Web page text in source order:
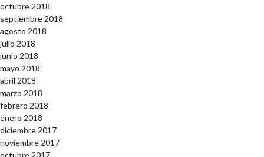
octubre 2018
septiembre 2018
agosto 2018
julio 2018
junio 2018
mayo 2018
abril 2018
marzo 2018
febrero 2018
enero 2018
diciembre 2017
noviembre 2017